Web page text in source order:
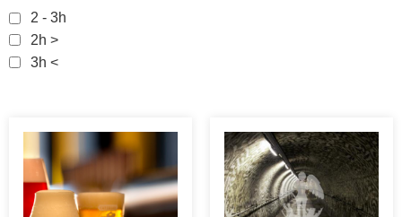
2 - 3h
2h >
3h <